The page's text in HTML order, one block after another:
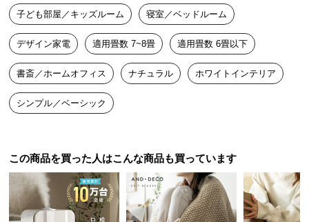
中
型
商
品
の
配
送
に
て
型
子ども部屋／キッズルーム 寝室／ベッドルーム
デザイン家電 適用畳数 7~8畳 適用畳数 6畳以下
書斎／ホームオフィス ナチュラル ホワイトインテリア
シンプル／ベーシック
この商品を買った人はこんな商品も買っています